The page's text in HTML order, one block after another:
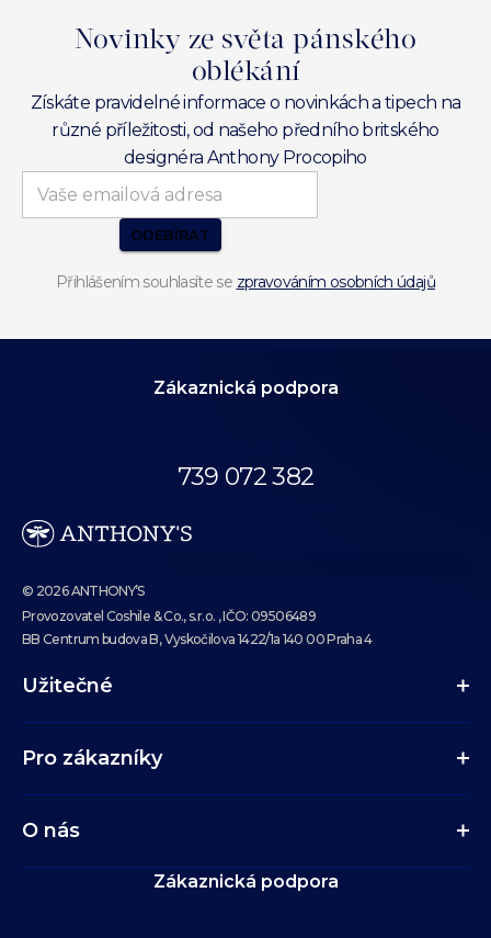
Novinky ze světa pánského
oblékání
Získáte pravidelné informace o novinkách a tipech na
různé příležitosti, od našeho předního britského
designéra Anthony Procopiho
ODEBÍRAT
Přihlášením souhlasíte se zpravováním osobních údajů
Zákaznická podpora
739 072 382
© 2026 ANTHONY’S
Provozovatel Coshile & Co., s.r.o. , IČO: 09506489
BB Centrum budova B, Vyskočilova 1422/1a 140 00 Praha 4
Užitečné
Pro zákazníky
O nás
Zákaznická podpora